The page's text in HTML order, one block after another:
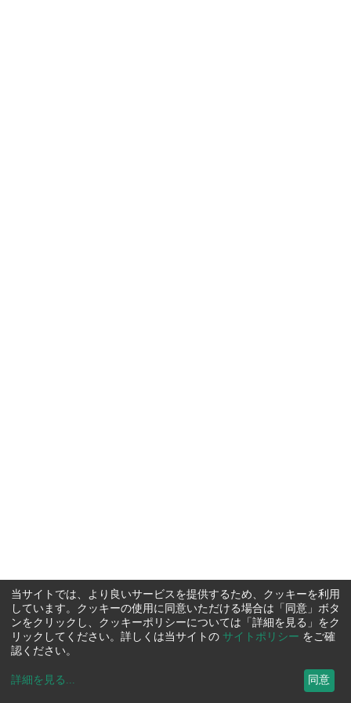
当サイトでは、より良いサービスを提供するため、クッキーを利用
しています。クッキーの使用に同意いただける場合は「同意」ボタ
ンをクリックし、クッキーポリシーについては「詳細を見る」をク
リックしてください。詳しくは当サイトの サイトポリシー をご確
認ください。
詳細を見る ... 同意